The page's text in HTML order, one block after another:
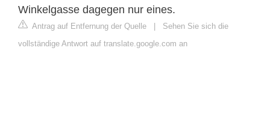
Winkelgasse dagegen nur eines.
Antrag auf Entfernung der Quelle | Sehen Sie sich die
vollständige Antwort auf translate.google.com an